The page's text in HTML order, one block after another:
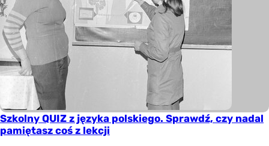
Szkolny QUIZ z języka polskiego. Sprawdź, czy nadal
pamiętasz coś z lekcji